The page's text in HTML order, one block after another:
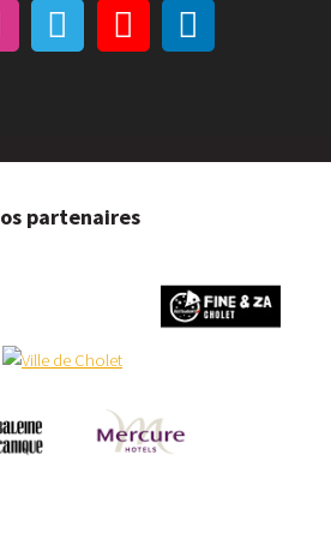
partenaires